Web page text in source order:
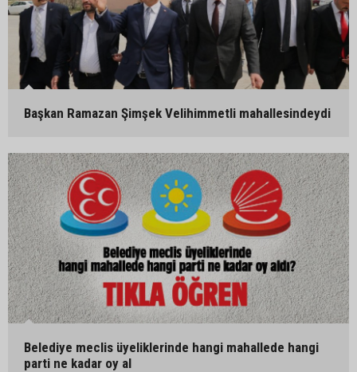
Başkan Ramazan Şimşek Velihimmetli mahallesindeydi
Belediye meclis üyeliklerinde hangi mahallede hangi
parti ne kadar oy al